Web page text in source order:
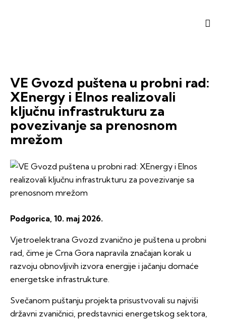
VE Gvozd puštena u probni rad:
XEnergy i Elnos realizovali
ključnu infrastrukturu za
povezivanje sa prenosnom
mrežom
Podgorica, 10. maj 2026.
Vjetroelektrana Gvozd zvanično je puštena u probni
rad, čime je Crna Gora napravila značajan korak u
razvoju obnovljivih izvora energije i jačanju domaće
energetske infrastrukture.
Svečanom puštanju projekta prisustvovali su najviši
državni zvaničnici, predstavnici energetskog sektora,